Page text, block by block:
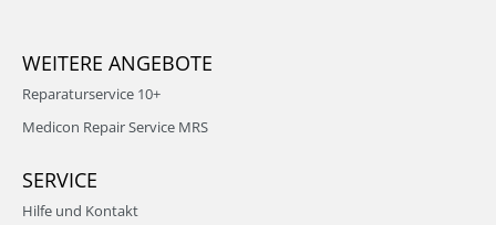
WEITERE ANGEBOTE
Reparaturservice 10+
Medicon Repair Service MRS
SERVICE
Hilfe und Kontakt